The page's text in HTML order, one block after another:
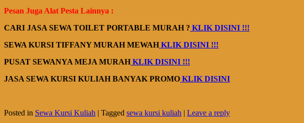
Pesan Juga Alat Pesta Lainnya :
CARI JASA SEWA TOILET PORTABLE MURAH ? KLIK DISINI !!!
SEWA KURSI TIFFANY MURAH MEWAHKLIK DISINI !!!
PUSAT SEWANYA MEJA MURAHKLIK DISINI !!!
JASA SEWA KURSI KULIAH BANYAK PROMO KLIK DISINI
Posted in Sewa Kursi Kuliah | Tagged sewa kursi kuliah | Leave a reply